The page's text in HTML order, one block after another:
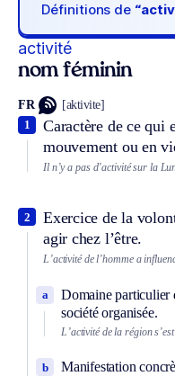
Définitions de
activité
nom féminin
FR [aktivite]
Caractère de ce qui
mouvement ou en
1
Il n’y a pas d’activité sur la
Exercice de la
agir chez l’être.
2
L’activité de l’homme a
Domaine particulier
société organisée.
a
L’activité de la région
Manifestation
b